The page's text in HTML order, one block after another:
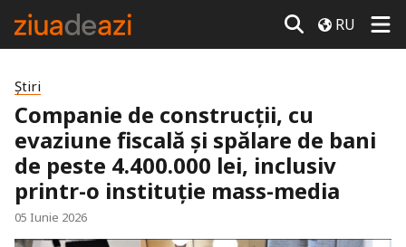
RU
Știri
Companie de construcții, cu
evaziune fiscală și spălare de bani
de peste 4.400.000 lei, inclusiv
printr-o instituție mass-media
05 Iunie 2026